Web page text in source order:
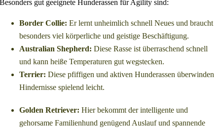
Besonders gut geeignete Hunderassen für Agility sind:
Border Collie: Er lernt unheimlich schnell Neues und braucht
besonders viel körperliche und geistige Beschäftigung.
Australian Shepherd: Diese Rasse ist überraschend schnell
und kann heiße Temperaturen gut wegstecken.
Terrier: Diese pfiffigen und aktiven Hunderassen überwinden
Hindernisse spielend leicht.
Golden Retriever: Hier bekommt der intelligente und
gehorsame Familienhund genügend Auslauf und spannende